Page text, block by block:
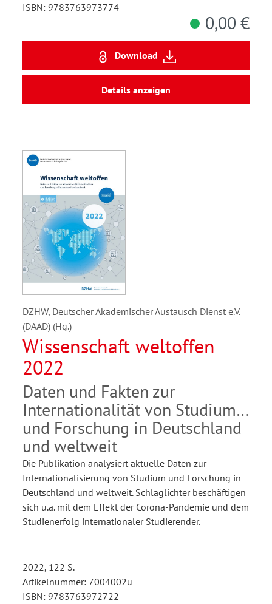
ISBN: 9783763973774
0,00 €
Download
Details anzeigen
DZHW, Deutscher Akademischer Austausch Dienst e.V.
(DAAD) (Hg.)
Wissenschaft weltoffen
2022
Daten und Fakten zur
Internationalität von Studium
und Forschung in Deutschland
und weltweit
Die Publikation analysiert aktuelle Daten zur
Internationalisierung von Studium und Forschung in
Deutschland und weltweit. Schlaglichter beschäftigen
sich u.a. mit dem Effekt der Corona-Pandemie und dem
Studienerfolg internationaler Studierender.
2022, 122 S.
Artikelnummer: 7004002u
ISBN: 9783763972722